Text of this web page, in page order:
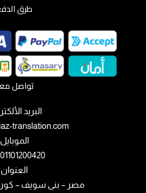
تواصل
البريد
translation.com
الموبايل
01101200420 (2+)
العنوان
مصر – بنى سويف –
طرق